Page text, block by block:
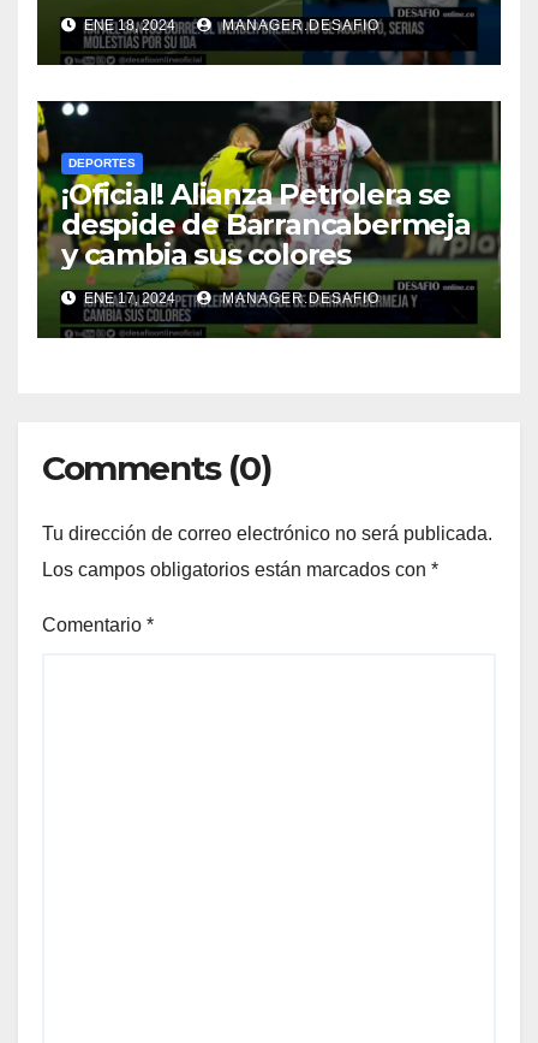
ENE 18, 2024 MANAGER.DESAFIO
DEPORTES
¡Oficial! Alianza Petrolera se
despide de Barrancabermeja
y cambia sus colores
ENE 17, 2024 MANAGER.DESAFIO
Comments (0)
Tu dirección de correo electrónico no será publicada.
Los campos obligatorios están marcados con *
Comentario *